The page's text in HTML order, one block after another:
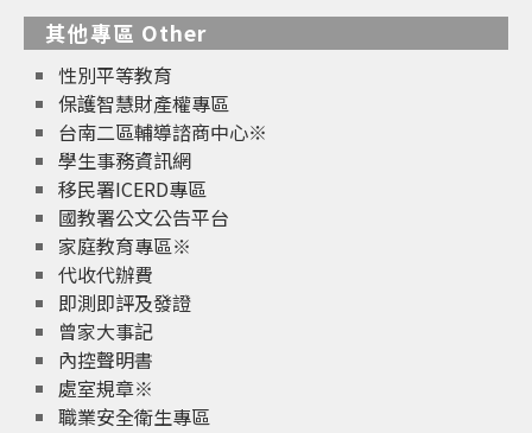
其他專區 Other
性別平等教育
保護智慧財產權專區
台南二區輔導諮商中心※
學生事務資訊網
移民署ICERD專區
國教署公文公告平台
家庭教育專區※
代收代辦費
即測即評及發證
曾家大事記
內控聲明書
處室規章※
職業安全衛生專區